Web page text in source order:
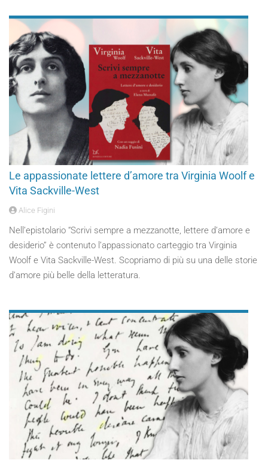
Le appassionate lettere d’amore tra Virginia Woolf e
Vita Sackville-West
Alice Figini
Nell’epistolario “Scrivi sempre a mezzanotte, lettere d’amore e
desiderio” è contenuto l’appassionato carteggio tra Virginia
Woolf e Vita Sackville-West. Scopriamo di più su una delle storie
d’amore più belle della letteratura.